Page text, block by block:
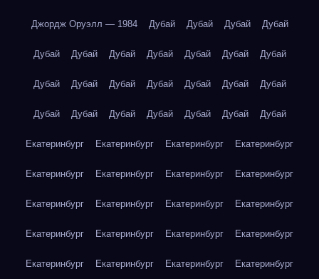
Джордж Оруэлл — 1984 Дубай Дубай Дубай Дубай
Дубай Дубай Дубай Дубай Дубай Дубай Дубай
Дубай Дубай Дубай Дубай Дубай Дубай Дубай
Дубай Дубай Дубай Дубай Дубай Дубай Дубай
Екатеринбург Екатеринбург Екатеринбург Екатеринбург
Екатеринбург Екатеринбург Екатеринбург Екатеринбург
Екатеринбург Екатеринбург Екатеринбург Екатеринбург
Екатеринбург Екатеринбург Екатеринбург Екатеринбург
Екатеринбург Екатеринбург Екатеринбург Екатеринбург